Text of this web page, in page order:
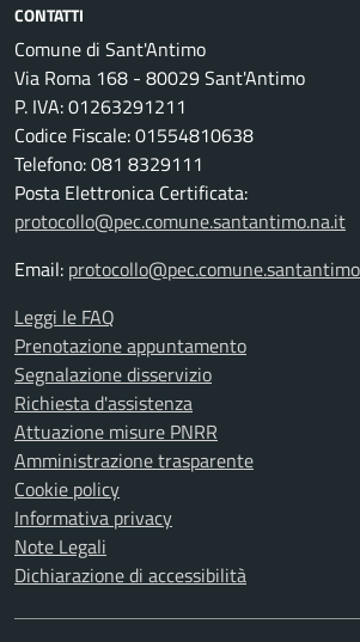
CONTATTI
Comune di Sant'Antimo
Via Roma 168 - 80029 Sant'Antimo
P. IVA: 01263291211
Codice Fiscale: 01554810638
Telefono: 081 8329111
Posta Elettronica Certificata:
protocollo@pec.comune.santantimo.na.it
Email:
Leggi le FAQ
Prenotazione appuntamento
Segnalazione disservizio
Richiesta d'assistenza
Attuazione misure PNRR
Amministrazione trasparente
Cookie policy
Informativa privacy
Note Legali
Dichiarazione di accessibilità